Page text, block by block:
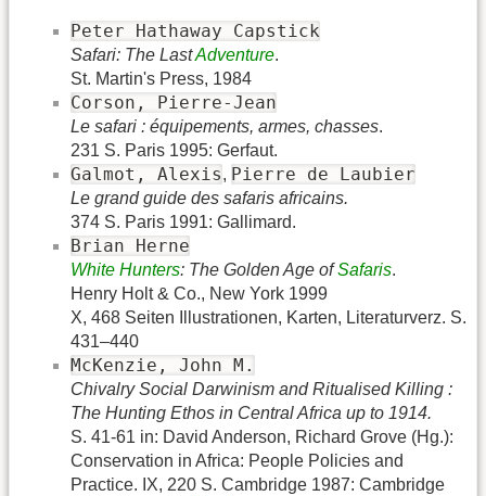
Peter Hathaway Capstick
Safari: The LastAdventure.
St. Martin's Press, 1984
Corson, Pierre-Jean
Le safari : équipements, armes, chasses.
231 S. Paris 1995: Gerfaut.
Galmot, Alexis, Pierre de Laubier
Le grand guide des safaris africains.
374 S. Paris 1991: Gallimard.
Brian Herne
White Hunters: The Golden Age ofSafaris.
Henry Holt & Co., New York 1999
X, 468 Seiten Illustrationen, Karten, Literaturverz. S.
431–440
McKenzie, John M.
Chivalry Social Darwinism and Ritualised Killing :
The Hunting Ethos in Central Africa up to 1914.
S. 41-61 in: David Anderson, Richard Grove (Hg.):
Conservation in Africa: People Policies and
Practice. IX, 220 S. Cambridge 1987: Cambridge